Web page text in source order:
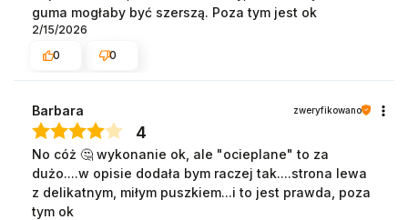
guma mogłaby być szerszą. Poza tym jest ok
2/15/2026
0
0
Barbara zweryfikowano
4
No cóż 🤔 wykonanie ok, ale "ocieplane" to za
dużo....w opisie dodała bym raczej tak....strona lewa
z delikatnym, miłym puszkiem...i to jest prawda, poza
tym ok